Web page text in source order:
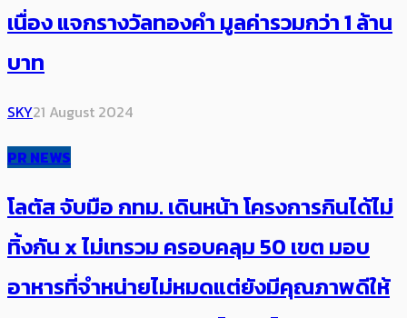
เนื่อง แจกรางวัลทองคำ มูลค่ารวมกว่า 1 ล้าน
บาท
SKY21 August 2024
PR NEWS
โลตัส จับมือ กทม. เดินหน้า โครงการกินได้ไม่
ทิ้งกัน x ไม่เทรวม ครอบคลุม 50 เขต มอบ
อาหารที่จำหน่ายไม่หมดแต่ยังมีคุณภาพดีให้